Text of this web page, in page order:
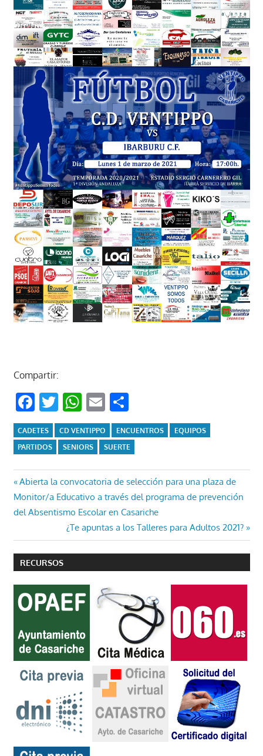
Compartir:
Facebook
Twitter
WhatsApp
EmailCompartir
CADETES CD VENTIPPO ENCUENTROS
EQUIPOS
PARTIDOS
SENIORS SUERTE
Navegación
de
entradas
Entrada
anterior:
Abierta la convocatoria de selección para una plaza de
Monitor/a Educativo a través del programa de prevención
del Absentismo Escolar en Casariche
Entrada
siguiente:
¿Te apuntas a los Talleres para Adultos 2021?
RECURSOS